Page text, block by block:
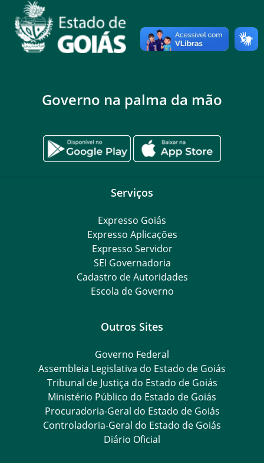
Governo na palma da mão
Serviços
Expresso Goiás
Expresso Aplicações
Expresso Servidor
SEI Governadoria
Cadastro de Autoridades
Escola de Governo
Outros Sites
Governo Federal
Assembleia Legislativa do Estado de Goiás
Tribunal de Justiça do Estado de Goiás
Ministério Público do Estado de Goiás
Procuradoria-Geral do Estado de Goiás
Controladoria-Geral do Estado de Goiás
Diário Oficial